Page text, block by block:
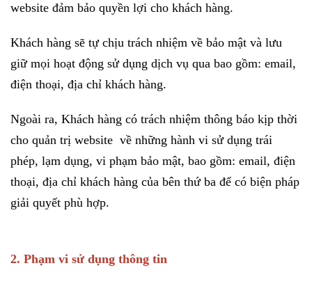
website đảm bảo quyền lợi cho khách hàng.
Khách hàng sẽ tự chịu trách nhiệm về bảo mật và lưu
giữ mọi hoạt động sử dụng dịch vụ qua bao gồm: email,
điện thoại, địa chỉ khách hàng.
Ngoài ra, Khách hàng có trách nhiệm thông báo kịp thời
cho quản trị website về những hành vi sử dụng trái
phép, lạm dụng, vi phạm bảo mật, bao gồm: email, điện
thoại, địa chỉ khách hàng của bên thứ ba để có biện pháp
giải quyết phù hợp.
2. Phạm vi sử dụng thông tin